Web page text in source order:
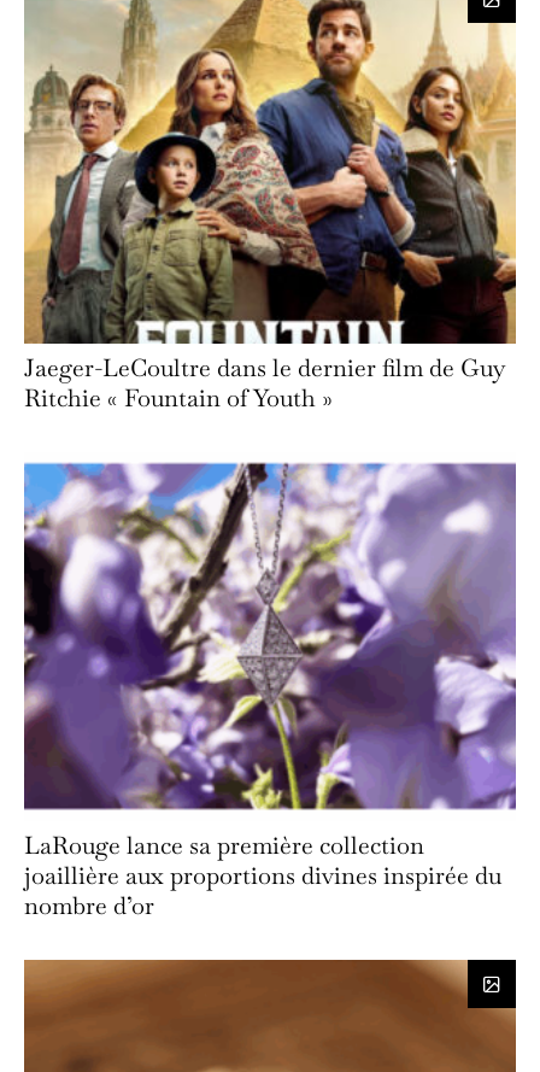
Jaeger-LeCoultre dans le dernier film de Guy
Ritchie « Fountain of Youth »
LaRouge lance sa première collection
joaillière aux proportions divines inspirée du
nombre d’or